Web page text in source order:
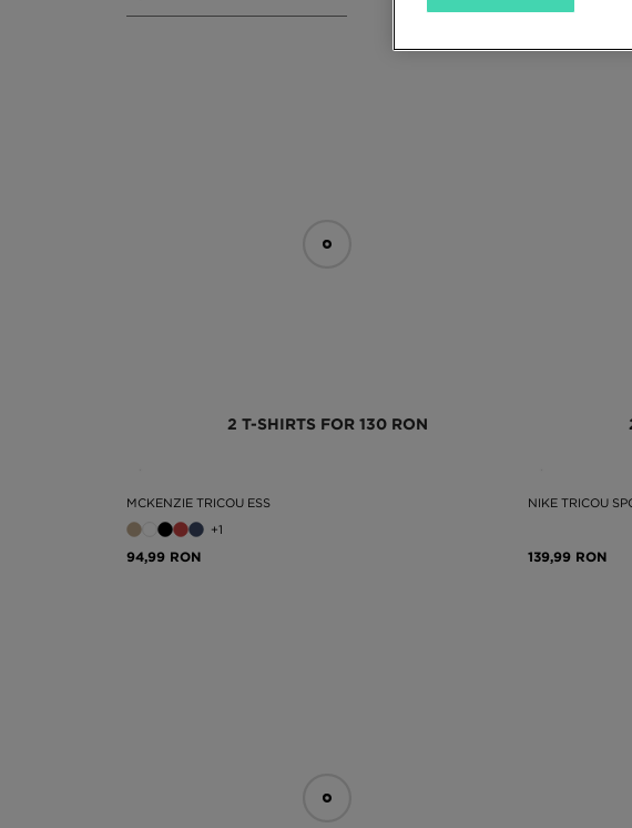
2 T-SHIRTS FOR 130 RON
MCKENZIE TRICOU ESS
+1
94,99 RON
NIKE TRICOU
139,99 RON